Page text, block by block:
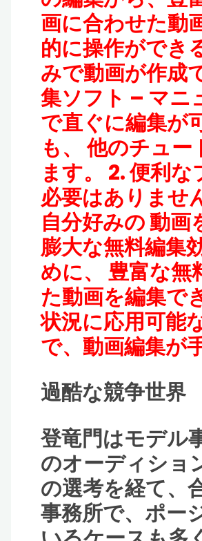
画に合わせた動
的に操作ができ
みで動画が作成
集ソフト – マニ
で直ぐに編集が
も、 他のチュ
ます。 2. 便利
必要はありませ
自分好みの 動
膨大な無料編集
めに、 豊富な
た動画を編集で
状況に応用可能
で、動画編集が
過酷な競争世界
登竜門はモデル
のオーディショ
の選考を経て、
事務所で、ポー